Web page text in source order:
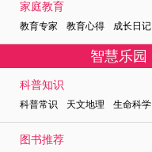
家庭教育
教育专家 教育心得 成长日记
智慧乐园
科普知识
科普常识 天文地理 生命科学
图书推荐